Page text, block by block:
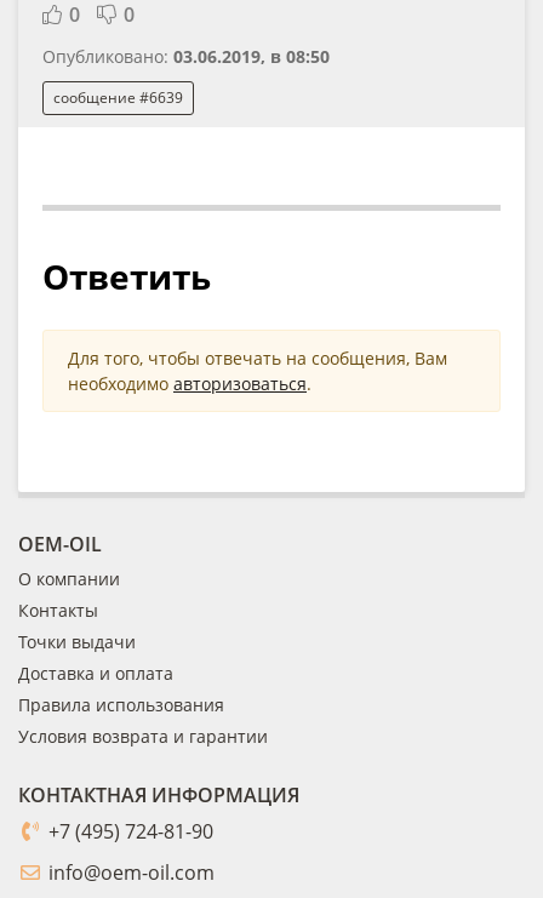
0 0
Опубликовано: 03.06.2019, в 08:50
сообщение #6639
Ответить
Для того, чтобы отвечать на сообщения, Вам
необходимо авторизоваться.
OEM-OIL
О компании
Контакты
Точки выдачи
Доставка и оплата
Правила использования
Условия возврата и гарантии
КОНТАКТНАЯ ИНФОРМАЦИЯ
+7 (495) 724-81-90
info@oem-oil.com